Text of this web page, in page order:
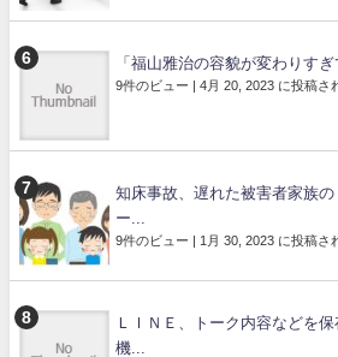
「福山雅治の容貌が変わりす
9件のビュー | 4月 20, 2023 に投稿さ
知床事故、遅れた被害者家族
ー...
9件のビュー | 1月 30, 2023 に投稿さ
ＬＩＮＥ、トーク内容などを保
機...